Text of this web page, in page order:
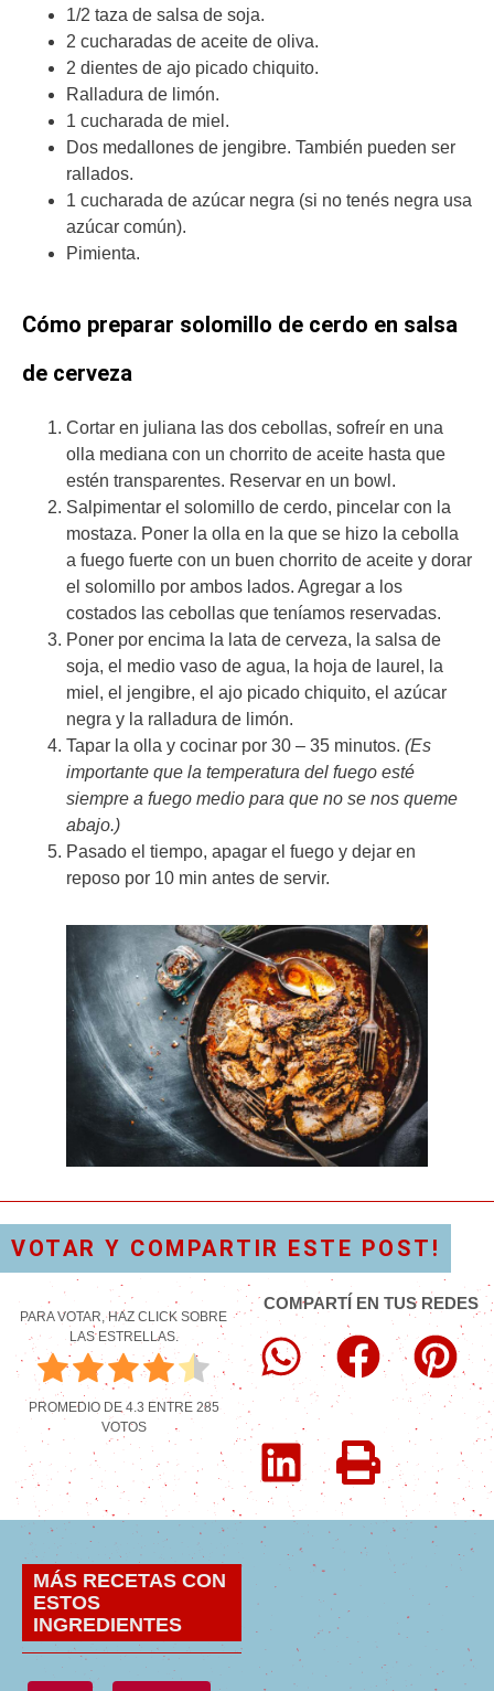
1/2 taza de salsa de soja.
2 cucharadas de aceite de oliva.
2 dientes de ajo picado chiquito.
Ralladura de limón.
1 cucharada de miel.
Dos medallones de jengibre. También pueden ser
rallados.
1 cucharada de azúcar negra (si no tenés negra usa
azúcar común).
Pimienta.
Cómo preparar solomillo de cerdo en salsa
de cerveza
Cortar en juliana las dos cebollas, sofreír en una
olla mediana con un chorrito de aceite hasta que
estén transparentes. Reservar en un bowl.
Salpimentar el solomillo de cerdo, pincelar con la
mostaza. Poner la olla en la que se hizo la cebolla
a fuego fuerte con un buen chorrito de aceite y dorar
el solomillo por ambos lados. Agregar a los
costados las cebollas que teníamos reservadas.
Poner por encima la lata de cerveza, la salsa de
soja, el medio vaso de agua, la hoja de laurel, la
miel, el jengibre, el ajo picado chiquito, el azúcar
negra y la ralladura de limón.
Tapar la olla y cocinar por 30 – 35 minutos. (Es
importante que la temperatura del fuego esté
siempre a fuego medio para que no se nos queme
abajo.)
Pasado el tiempo, apagar el fuego y dejar en
reposo por 10 min antes de servir.
VOTAR Y COMPARTIR ESTE POST!
PARA VOTAR, HAZ CLICK SOBRE
LAS ESTRELLAS.
PROMEDIO DE 4.3 ENTRE 285
VOTOS
COMPARTÍ EN TUS REDES
MÁS RECETAS CON
ESTOS
INGREDIENTES